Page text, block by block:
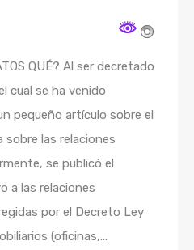
QUÉ? Al ser decretado
cual se ha venido
pequeño artículo sobre el
las relaciones
se publicó el
a las relaciones
por el Decreto Ley
(oficinas,…